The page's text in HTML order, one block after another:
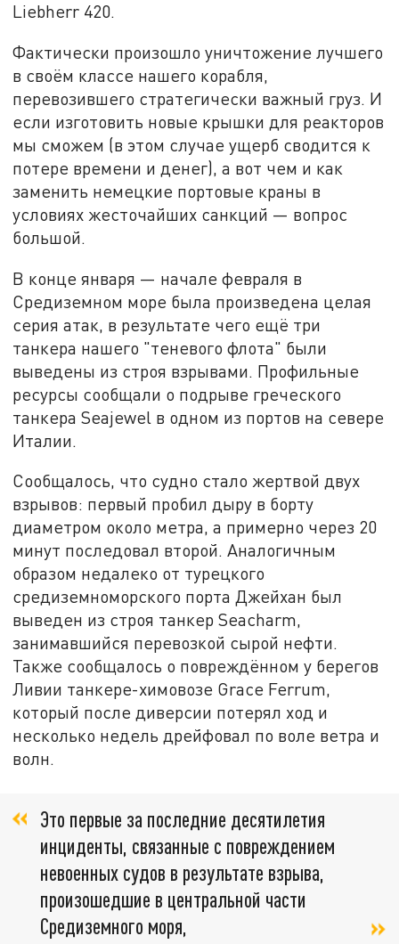
Liebherr 420.
Фактически произошло уничтожение лучшего
в своём классе нашего корабля,
перевозившего стратегически важный груз. И
если изготовить новые крышки для реакторов
мы сможем (в этом случае ущерб сводится к
потере времени и денег), а вот чем и как
заменить немецкие портовые краны в
условиях жесточайших санкций — вопрос
большой.
В конце января — начале февраля в
Средиземном море была произведена целая
серия атак, в результате чего ещё три
танкера нашего "теневого флота" были
выведены из строя взрывами. Профильные
ресурсы сообщали о подрыве греческого
танкера Seajewel в одном из портов на севере
Италии.
Сообщалось, что судно стало жертвой двух
взрывов: первый пробил дыру в борту
диаметром около метра, а примерно через 20
минут последовал второй. Аналогичным
образом недалеко от турецкого
средиземноморского порта Джейхан был
выведен из строя танкер Seacharm,
занимавшийся перевозкой сырой нефти.
Также сообщалось о повреждённом у берегов
Ливии танкере-химовозе Grace Ferrum,
который после диверсии потерял ход и
несколько недель дрейфовал по воле ветра и
волн.
Это первые за последние десятилетия
инциденты, связанные с повреждением
невоенных судов в результате взрыва,
произошедшие в центральной части
Средиземного моря,